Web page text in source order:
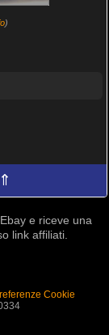
)
e riceve una
link affiliati.
Cookie